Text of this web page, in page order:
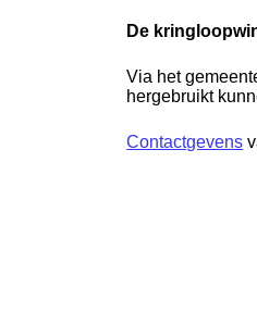
De
Via het
hergebruikt
Contactgevens